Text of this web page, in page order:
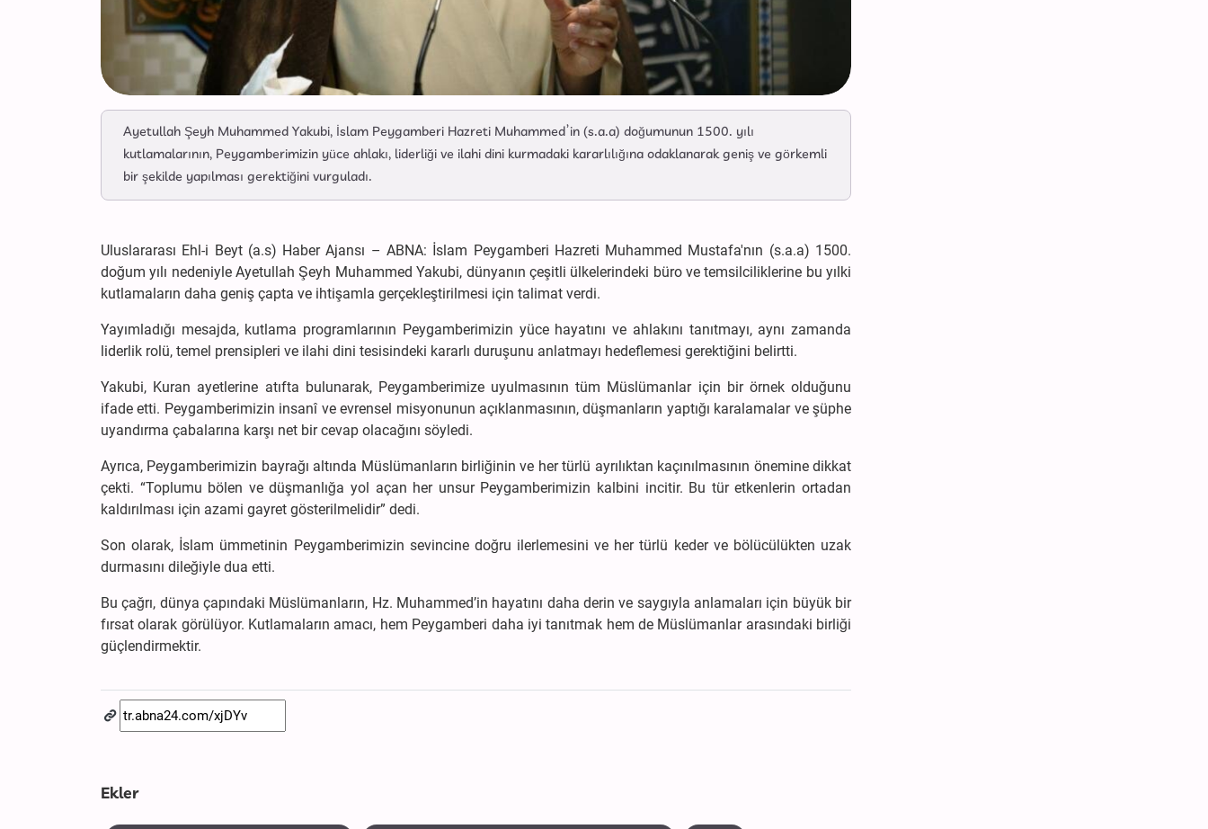
Ayetullah Şeyh Muhammed Yakubi, İslam Peygamberi Hazreti Muhammed’in (s.a.a) doğumunun 1500. yılı
kutlamalarının, Peygamberimizin yüce ahlakı, liderliği ve ilahi dini kurmadaki kararlılığına odaklanarak geniş ve görkemli
bir şekilde yapılması gerektiğini vurguladı.
Uluslararası Ehl-i Beyt (a.s) Haber Ajansı – ABNA: İslam Peygamberi Hazreti Muhammed Mustafa'nın (s.a.a) 1500.
doğum yılı nedeniyle Ayetullah Şeyh Muhammed Yakubi, dünyanın çeşitli ülkelerindeki büro ve temsilciliklerine bu yılki
kutlamaların daha geniş çapta ve ihtişamla gerçekleştirilmesi için talimat verdi.
Yayımladığı mesajda, kutlama programlarının Peygamberimizin yüce hayatını ve ahlakını tanıtmayı, aynı zamanda
liderlik rolü, temel prensipleri ve ilahi dini tesisindeki kararlı duruşunu anlatmayı hedeflemesi gerektiğini belirtti.
Yakubi, Kuran ayetlerine atıfta bulunarak, Peygamberimize uyulmasının tüm Müslümanlar için bir örnek olduğunu
ifade etti. Peygamberimizin insanî ve evrensel misyonunun açıklanmasının, düşmanların yaptığı karalamalar ve şüphe
uyandırma çabalarına karşı net bir cevap olacağını söyledi.
Ayrıca, Peygamberimizin bayrağı altında Müslümanların birliğinin ve her türlü ayrılıktan kaçınılmasının önemine dikkat
çekti. “Toplumu bölen ve düşmanlığa yol açan her unsur Peygamberimizin kalbini incitir. Bu tür etkenlerin ortadan
kaldırılması için azami gayret gösterilmelidir” dedi.
Son olarak, İslam ümmetinin Peygamberimizin sevincine doğru ilerlemesini ve her türlü keder ve bölücülükten uzak
durmasını dileğiyle dua etti.
Bu çağrı, dünya çapındaki Müslümanların, Hz. Muhammed’in hayatını daha derin ve saygıyla anlamaları için büyük bir
fırsat olarak görülüyor. Kutlamaların amacı, hem Peygamberi daha iyi tanıtmak hem de Müslümanlar arasındaki birliği
güçlendirmektir.
Ekler